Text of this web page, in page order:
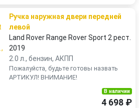
Ручка наружная двери передней
левой
Land Rover Range Rover Sport 2 рест.
2019
2.0 л., бензин, АКПП
Пожалуйста, будьте готовы назвать
АРТИКУЛ! ВНИМАНИЕ!
В наличии
4 698 ₽